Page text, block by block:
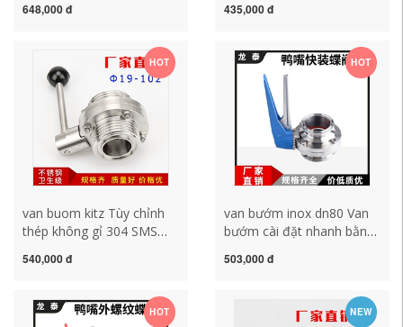
vệ sinh hướng dẫn sử
nhanh Van bướm kẹp 316
van bướm đóng mở bằng
khí nén van bướm điều
khiển bằng khí nén
648,000 đ
nhanh loại kẹp bằng thép
kẹp nhanh mâm cặp vệ
sinh 38 van nhựa tay gạt
van bướm nhựa pvc
435,000 đ
HOT
van buom kitz Tùy chỉnh
thép không gỉ 304 SMS
ren ngoài van bướm
bướm loại t 38 51 van
bướm tay quay
540,000 đ
HOT
van bướm inox dn80 Van
bướm cài đặt nhanh bằng
316 hướng dẫn sử dụng
loại kẹp van bướm chuck
51 38 63 van bướm tay
503,000 đ
HOT NEW